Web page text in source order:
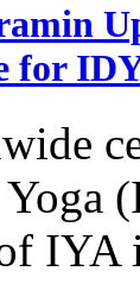
for